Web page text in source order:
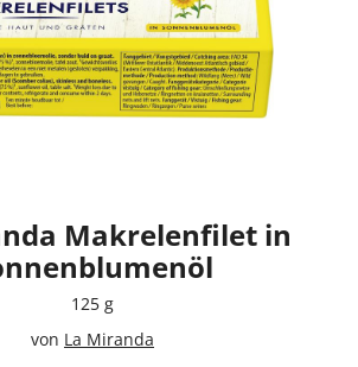
Makrelenfilet in
125 g
von La Miranda